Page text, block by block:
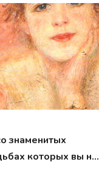
знаменитых
которых вы не